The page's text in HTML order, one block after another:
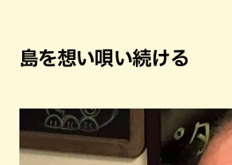
島を想い唄い続ける